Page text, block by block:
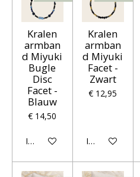
Kralen
armban
d Miyuki
Bugle
Disc
Facet -
Blauw
€ 14,50
In winkelwagen
Kralen
armban
d Miyuki
Facet -
Zwart
€ 12,95
In winkelwagen